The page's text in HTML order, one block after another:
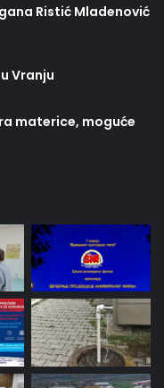
Ristić Mladenović
Vranju
materice, moguće